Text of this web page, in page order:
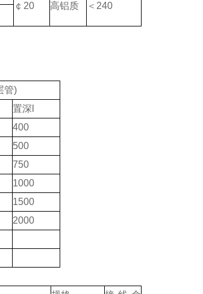
￠20
高铝质
＜240
管)
置深l
400
500
750
1000
1500
2000